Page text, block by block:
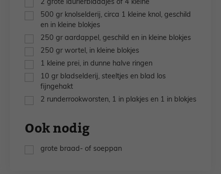
2 grote laurierblaadjes of 4 kleine
▢
500 gr knolselderij, circa 1 kleine knol, geschild
en in kleine blokjes
▢
250 gr aardappel, geschild en in kleine blokjes
▢
250 gr wortel, in kleine blokjes
▢1 kleine prei, in dunne halve ringen
▢10 gr bladselderij, steeltjes en blad los
fijngehakt
▢
2 runderrookworsten, 1 in plakjes en 1 in blokjes
Ook nodig
▢
grote braad- of soeppan